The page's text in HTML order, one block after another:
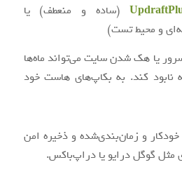
(ساده و منعطف) یا
و محیط تست)
یا هک شدن سایت می‌تواند ماه‌ها
نابود کند. به بکاپ‌های هاست خود
و زمان‌بندی‌شده و ذخیره امن
مثل گوگل درایو یا دراپ‌باکس.